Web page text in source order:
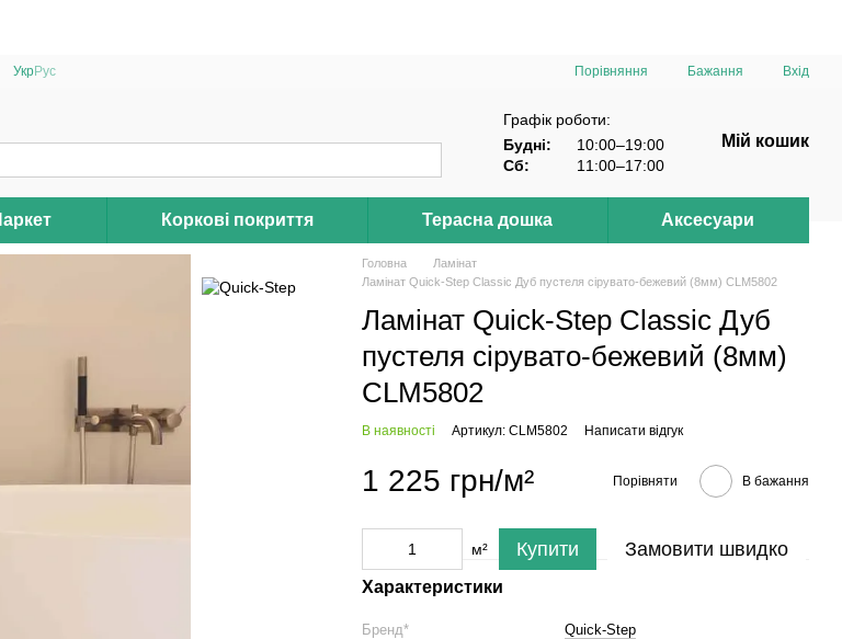
УкрРус Порівняння Бажання Вхід
Графік роботи:
Будні:
10:00–19:00
Сб:
11:00–17:00
Мій кошик
Коркові покриття Терасна дошка Аксесуари
Головна
Ламінат
Ламінат Quick-Step Classic Дуб пустеля сірувато-бежевий (8мм) CLM5802
Ламінат Quick-Step Classic Дуб
пустеля сірувато-бежевий (8мм)
CLM5802
В наявності Артикул: CLM5802 Написати відгук
1 225 грн/м² Порівняти В бажання
м² Купити Замовити швидко
Характеристики
Бренд*
Quick-Step